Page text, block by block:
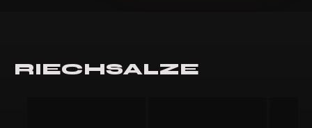
RIECHSALZE